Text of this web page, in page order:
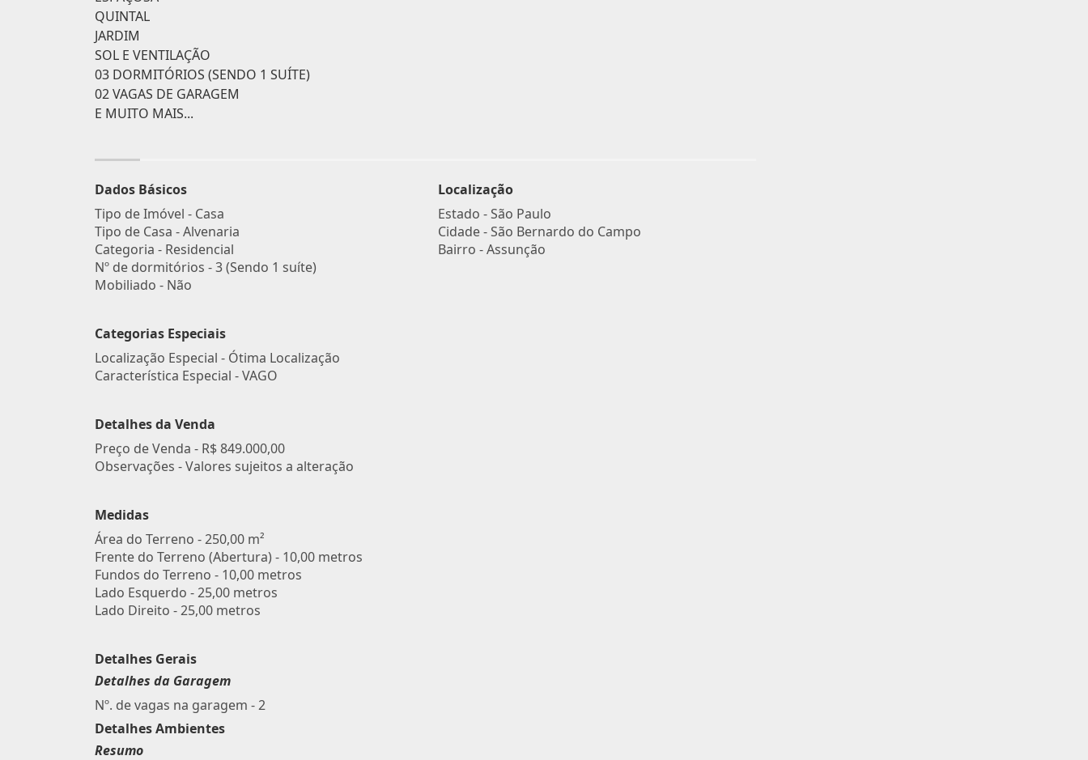
QUINTAL
JARDIM
SOL E VENTILAÇÃO
03 DORMITÓRIOS (SENDO 1 SUÍTE)
02 VAGAS DE GARAGEM
E MUITO MAIS...
Dados Básicos
Tipo de Imóvel - Casa
Tipo de Casa - Alvenaria
Categoria - Residencial
Nº de dormitórios - 3 (Sendo 1 suíte)
Mobiliado - Não
Categorias Especiais
Localização Especial - Ótima Localização
Característica Especial - VAGO
Detalhes da Venda
Preço de Venda - R$ 849.000,00
Observações - Valores sujeitos a alteração
Medidas
Área do Terreno - 250,00 m²
Frente do Terreno (Abertura) - 10,00 metros
Fundos do Terreno - 10,00 metros
Lado Esquerdo - 25,00 metros
Lado Direito - 25,00 metros
Detalhes Gerais
Detalhes da Garagem
Nº. de vagas na garagem - 2
Detalhes Ambientes
Resumo
Localização
Estado -São Paulo
Cidade -São Bernardo do Campo
Bairro -Assunção